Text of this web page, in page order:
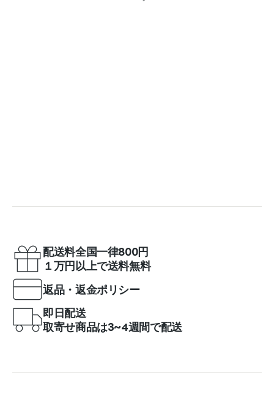
配送料全国一律800円
１万円以上で送料無料
返品・返金ポリシー
即日配送
取寄せ商品は3~4週間で配送